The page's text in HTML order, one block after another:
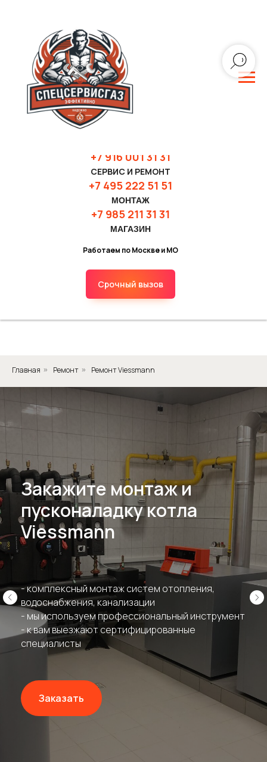
+7 916 001 31 31
СЕРВИС И РЕМОНТ
+7 495 222 51 51
МОНТАЖ
+7 985 211 31 31
МАГАЗИН
Работаем по Москве и МО
Срочный вызов
Главная » Ремонт » Ремонт Viessmann
Закажите монтаж и
пусконаладку котла
Viessmann
- комплексный монтаж систем отопления,
водоснабжения, канализации
- мы используем профессиональный инструмент
- к вам выезжают сертифицированные
специалисты
Заказать